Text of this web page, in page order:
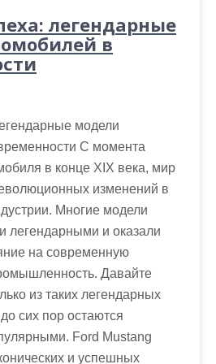
легендарные
в
модели
С момента
в конце XIX века, мир
изменений в
Многие модели
легендарными и оказали
на современную
Давайте
из таких легендарных
сих пор остаются
Ford Mustang
и успешных